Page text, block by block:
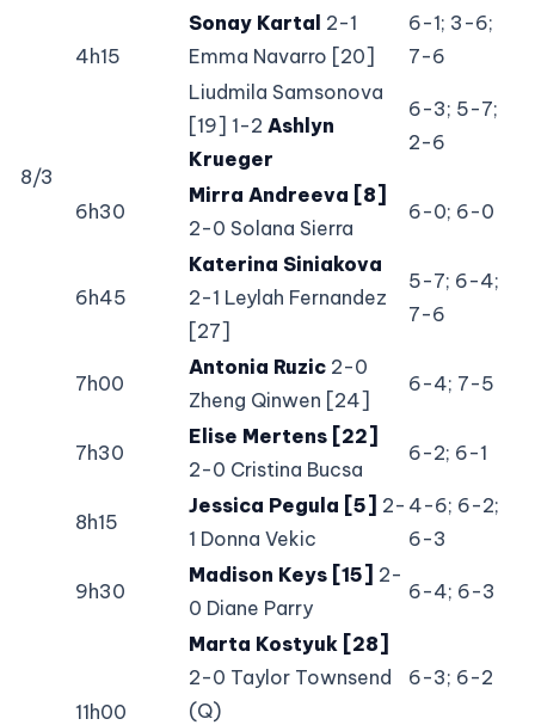
8/3
4h15
Sonay Kartal 2-1
Emma Navarro [20]
6-1; 3-6;
7-6
Liudmila Samsonova
[19] 1-2 Ashlyn
Krueger
6-3; 5-7;
2-6
6h30
Mirra Andreeva [8]
2-0 Solana Sierra
6-0; 6-0
6h45
Katerina Siniakova
2-1 Leylah Fernandez
[27]
5-7; 6-4;
7-6
7h00
Antonia Ruzic 2-0
Zheng Qinwen [24]
6-4; 7-5
7h30
Elise Mertens [22]
2-0 Cristina Bucsa
6-2; 6-1
8h15
Jessica Pegula [5] 2-
1 Donna Vekic
4-6; 6-2;
6-3
9h30
Madison Keys [15] 2-
0 Diane Parry
6-4; 6-3
11h00
Marta Kostyuk [28]
2-0 Taylor Townsend
(Q)
6-3; 6-2